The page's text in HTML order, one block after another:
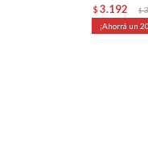
$ 3.192 $